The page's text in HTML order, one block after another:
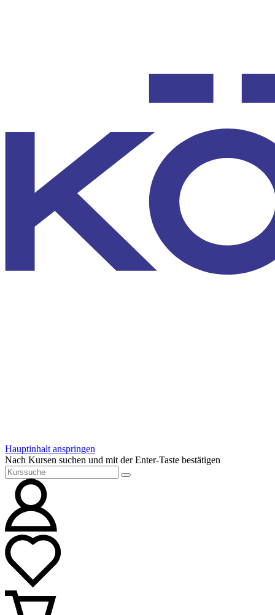
Hauptinhalt anspringen
Nach Kursen suchen und mit der Enter-Taste bestätigen